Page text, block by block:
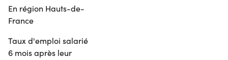
En région Hauts-de-
France
Taux d'emploi salarié
6 mois après leur